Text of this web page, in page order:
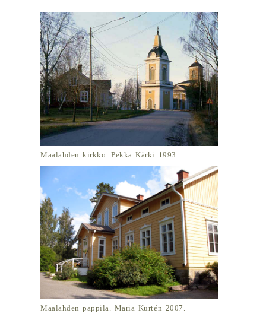
Maalahden kirkko. Pekka Kärki 1993.
Maalahden pappila. Maria Kurtén 2007.